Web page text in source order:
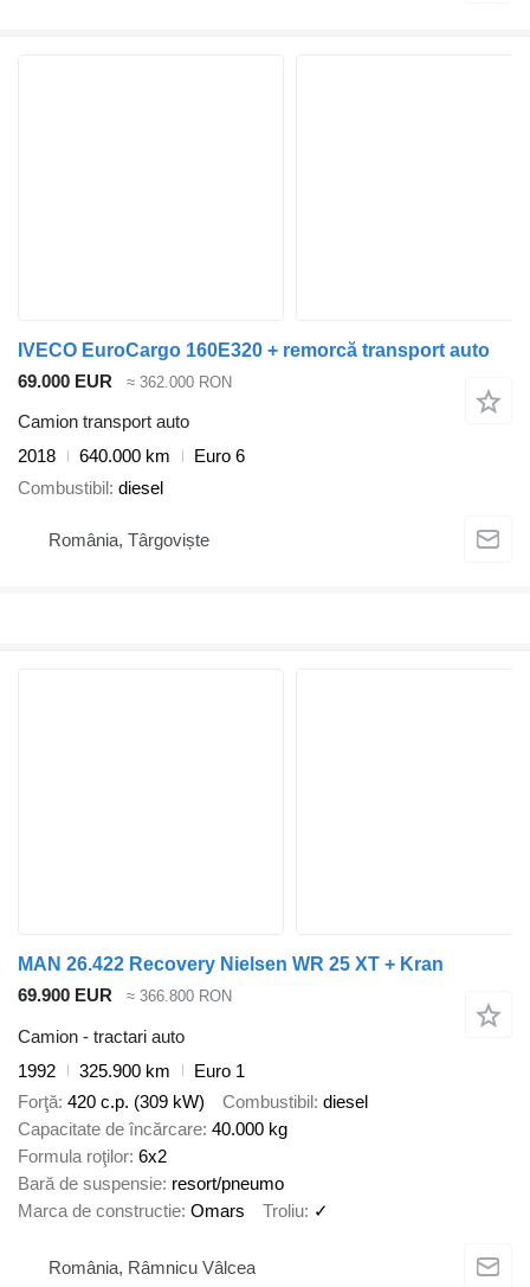
IVECO EuroCargo 160E320 + remorcă transport auto
69.000 EUR
≈ 362.000 RON
Camion transport auto
2018
640.000 km
Euro 6
Combustibil diesel
România, Târgoviște
MAN 26.422 Recovery Nielsen WR 25 XT + Kran
69.900 EUR
≈ 366.800 RON
Camion - tractari auto
1992
325.900 km
Euro 1
Forţă 420 c.p. (309 kW) Combustibil diesel
Capacitate de încărcare 40.000 kg
Formula roţilor 6x2
Bară de suspensie resort/pneumo
Marca de constructie Omars Troliu ✓
România, Râmnicu Vâlcea